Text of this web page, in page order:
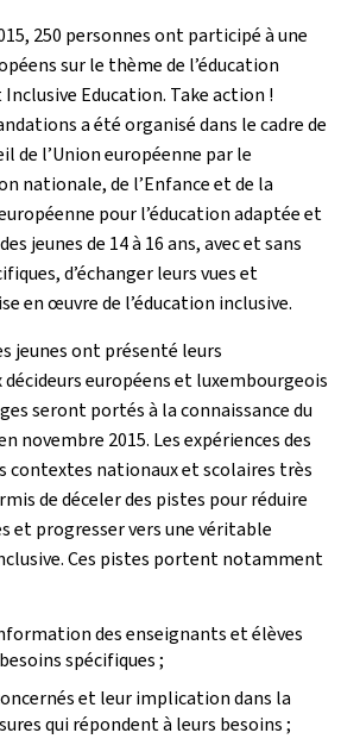
250 personnes ont participé à une
sur le thème de l’éducation
Inclusive Education. Take action !
a été organisé dans le cadre de
de l’Union européenne par le
nationale, de l’Enfance et de la
pour l’éducation adaptée et
jeunes de 14 à 16 ans, avec et sans
d’échanger leurs vues et
en œuvre de l’éducation inclusive.
jeunes ont présenté leurs
européens et luxembourgeois
seront portés à la connaissance du
novembre 2015. Les expériences des
contextes nationaux et scolaires très
de déceler des pistes pour réduire
et progresser vers une véritable
Ces pistes portent notamment
des enseignants et élèves
spécifiques ;
et leur implication dans la
qui répondent à leurs besoins ;